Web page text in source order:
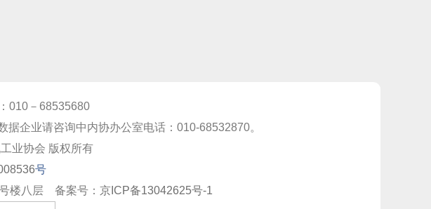
010－68535680
企业请咨询中内协办公室电话：010-68532870。
业协会 版权所有
号
楼八层 备案号： 京ICP备13042625号-1